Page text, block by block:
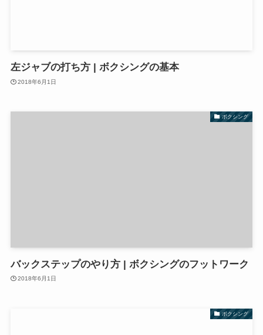
左ジャブの打ち方 | ボクシングの基本
2018年6月1日
ボクシング
バックステップのやり方 | ボクシングのフットワーク
2018年6月1日
ボクシング